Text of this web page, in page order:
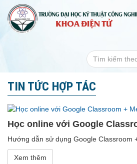
TIN TỨC HỢP TÁC
Học online với Google
Hướng dẫn sử dụng Google Classroom
Xem thêm